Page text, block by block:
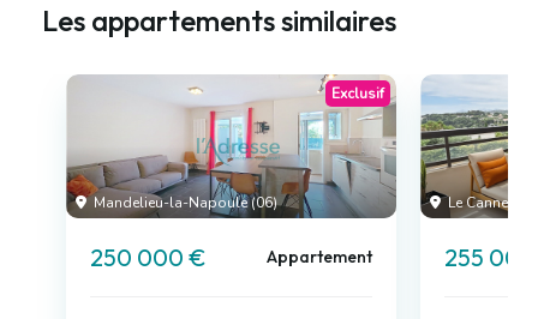
Les appartements similaires
Mandelieu-la-Napoule (06)
Exclusif
250 000 € Appartement
Le Cannet
255